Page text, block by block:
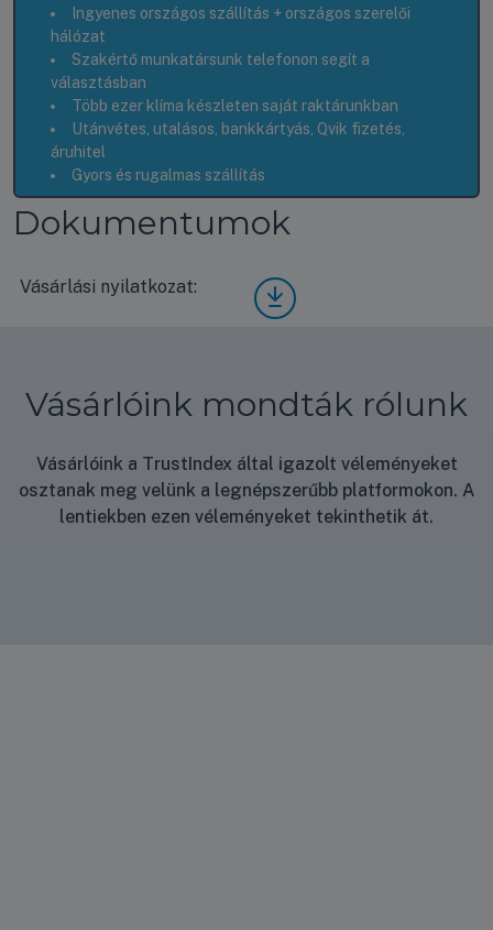
Ingyenes országos szállítás + országos szerelői
hálózat
Szakértő munkatársunk telefonon segít a
választásban
Több ezer klíma készleten saját raktárunkban
Utánvétes, utalásos, bankkártyás, Qvik fizetés,
áruhitel
Gyors és rugalmas szállítás
Dokumentumok
Vásárlási nyilatkozat:
Vásá
rlási
Vásárlóink mondták rólunk
Vásárlóink a TrustIndex által igazolt véleményeket
osztanak meg velünk a legnépszerűbb platformokon. A
lentiekben ezen véleményeket tekinthetik át.